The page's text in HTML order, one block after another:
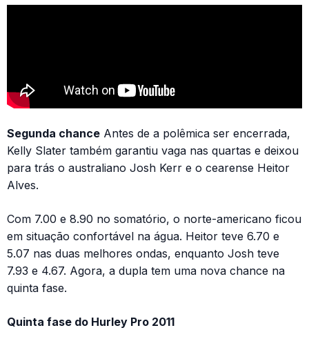
Segunda chance Antes de a polêmica ser encerrada,
Kelly Slater também garantiu vaga nas quartas e deixou
para trás o australiano Josh Kerr e o cearense Heitor
Alves.
Com 7.00 e 8.90 no somatório, o norte-americano ficou
em situação confortável na água. Heitor teve 6.70 e
5.07 nas duas melhores ondas, enquanto Josh teve
7.93 e 4.67. Agora, a dupla tem uma nova chance na
quinta fase.
Quinta fase do Hurley Pro 2011